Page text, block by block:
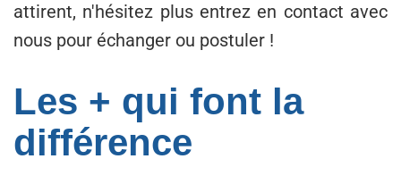
attirent, n'hésitez plus entrez en contact avec
nous pour échanger ou postuler !
Les + qui font la
différence